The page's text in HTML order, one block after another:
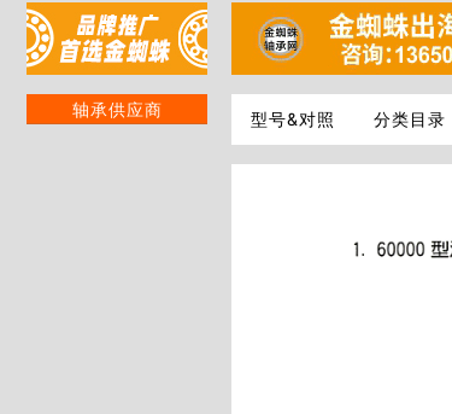
轴承供应商 型号&对照 分类目录